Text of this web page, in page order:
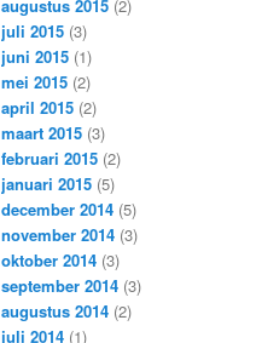
augustus 2015 (2)
juli 2015 (3)
juni 2015 (1)
mei 2015 (2)
april 2015 (2)
maart 2015 (3)
februari 2015 (2)
januari 2015 (5)
december 2014 (5)
november 2014 (3)
oktober 2014 (3)
september 2014 (3)
augustus 2014 (2)
juli 2014 (1)